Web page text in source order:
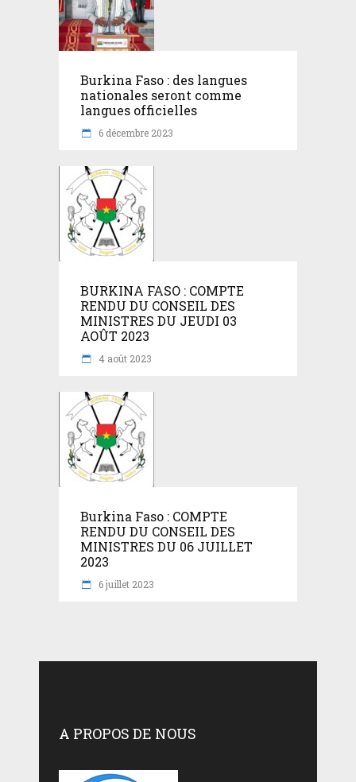
Burkina Faso : des langues
nationales seront comme
langues officielles
6 décembre 2023
BURKINA FASO : COMPTE
RENDU DU CONSEIL DES
MINISTRES DU JEUDI 03
AOÛT 2023
4 août 2023
Burkina Faso : COMPTE
RENDU DU CONSEIL DES
MINISTRES DU 06 JUILLET
2023
6 juillet 2023
A PROPOS DE NOUS